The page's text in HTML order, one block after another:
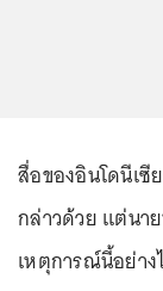
สื่อของอินโดนีเซี
กล่าวด้วย แต่นา
เหตุการณ์นี้อย่าง